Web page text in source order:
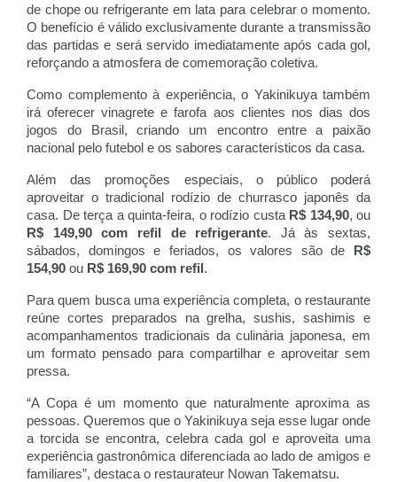
de chope ou refrigerante em lata para celebrar o momento.
O benefício é válido exclusivamente durante a transmissão
das partidas e será servido imediatamente após cada gol,
reforçando a atmosfera de comemoração coletiva.
Como complemento à experiência, o Yakinikuya também
irá oferecer vinagrete e farofa aos clientes nos dias dos
jogos do Brasil, criando um encontro entre a paixão
nacional pelo futebol e os sabores característicos da casa.
Além das promoções especiais, o público poderá
aproveitar o tradicional rodízio de churrasco japonês da
casa. De terça a quinta-feira, o rodízio custa R$ 134,90
R$ 149,90 com refil de refrigerante. Já às sextas,
sábados, domingos e feriados, os valores são de
R$
154,90 ou R$ 169,90 com refil .
Para quem busca uma experiência completa, o restaurante
reúne cortes preparados na grelha, sushis, sashimis e
acompanhamentos tradicionais da culinária japonesa, em
um formato pensado para compartilhar e aproveitar sem
pressa.
“A Copa é um momento que naturalmente aproxima as
pessoas. Queremos que o Yakinikuya seja esse lugar onde
a torcida se encontra, celebra cada gol e aproveita uma
experiência gastronômica diferenciada ao lado de amigos e
familiares”, destaca o restaurateur Nowan Takematsu.